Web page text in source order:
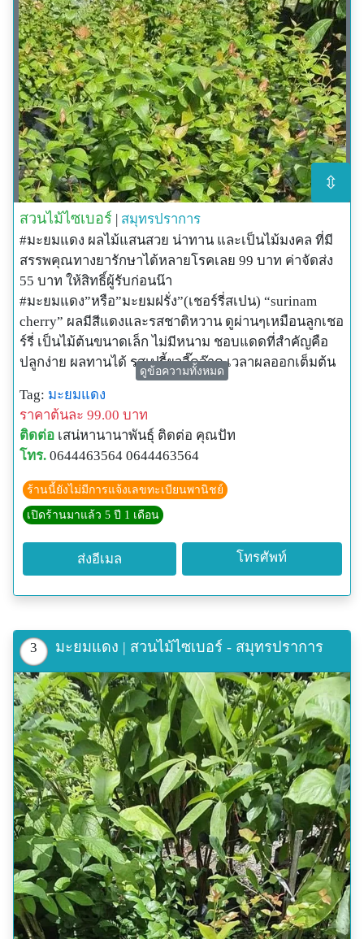
⇳
สวนไม้ไซเบอร์ | สมุทรปราการ
#มะยมแดง ผลไม้แสนสวย น่าทาน และเป็นไม้มงคล ที่มี
สรรพคุณทางยารักษาได้หลายโรคเลย 99 บาท ค่าจัดส่ง
55 บาท ให้สิทธิ์ผู้รับก่อนน๊า
#มะยมแดง”หรือ”มะยมฝรั่ง”(เชอร์รี่สเปน) “surinam
cherry” ผลมีสีแดงและรสชาติหวาน ดูผ่านๆเหมือนลูกเชอ
ร์รี่ เป็นไม้ต้นขนาดเล็ก ไม่มีหนาม ชอบแดดที่สำคัญคือ
ปลูกง่าย ผลทานได้ รสเปรี้ยวจี๊ดจ๊าด เวลาผลออกเต็มต้น
มะยมแดงเป็นไม้ยืนต้น สูง 3-8 เมตร ใบเป็นใบเดี่ยว ออก
เรียงสลับรูปไข่ หรือรูปใบหอก ปลายแหลม โคนมน สี
เขียวสด ดอก ออกเป็นช่อตามซอกใบ แต่ละช่อประกอบ
ด้วยดอกย่อยหลายดอก กลีบดอกเป็นสีขาวอมชมพู มีกลิ่น
หอมอ่อนๆ เวลามีดอกจะดูสวยงามและส่งกลิ่นหอมโชย
เข้าจมูกตอนยืนใกล้ๆ เป็นที่ชื่นใจยิ่ง
ผล รูปทรงกลมแป้นคล้ายผลมะยม รอบผลแบ่งเป็นพูย่นๆ
7-8 พู ภายในมี 1 เมล็ด ผลดิบเป็นสีเขียว เมื่อแก่หรือสุก
เป็นสีเหลืองและแดงตามลำดับ ผลสุกรับประทานได้
รสชาติเปรี้ยวปนหวานชุ่มคออร่อยดี ส่วนใหญ่นิยมนำเอา
เต็มต้นดูสวยงามยิ่งนัก ขยายพันธุ์ด้วยเมล็ด และตอนกิ่ง
ประโยชน์ สรรพคุณทางยา
ราก : รสจืด สรรพคุณแก้โรคผิวหนัง แก้ผดผื่นคัน ช่วยซับ
น้ำเหลืองให้แห้ง แก้ประดง ดับพิษเสมหะ
เปลือกต้น รสจืด สรรพคุณแก้ไข้ทับระดู ระดูทับไข้ และ
แก้เม็ดผดผื่นคัน
ใบ : รสจืดมัน ปรุงเป็นส่วนประของยาเขียว สรรพคุณแก้
ไข้ ดับพิษไข้ บำรุงประสาท ต้มร่วมกับใบหมากผู้หมากเมีย
และใบมะเฟืองอาบแก้คัน ไข้หัด เหือด และสุกใส
ดอก : ดอกสดใช้ต้มกรองเอาน้ำแก้โรคในตา ชำระล้างใน
ตา
ผล : รสเปรี้ยวสุขุม กัดเสมหะ แก้ไอ บำรุงโลหิต และ
ระบายท้อง
ดูข้อความทั้งหมด
Tag: มะยมแดง
ราคาต้นละ 99.00 บาท
ติดต่อ เสน่หานานาพันธุ์ ติดต่อ คุณปัท
โทร. 0644463564 0644463564
ร้านนี้ยังไม่มีการแจ้งเลขทะเบียนพานิชย์
เปิดร้านมาแล้ว 5 ปี 1 เดือน
ส่งอีเมล โทรศัพท์
3 มะยมแดง | สวนไม้ไซเบอร์ - สมุทรปราการ